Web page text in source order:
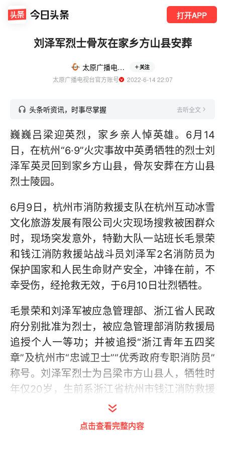
打开APP
刘泽军烈士骨灰在家乡方山县安葬
太原广播电视台 关注
太原广播电视台官方账号
  2022-6-14 22:07
头条听资讯，时事尽掌握 去听全文
巍巍吕梁迎英烈，家乡亲人悼英雄。6月14
日，在杭州“6·9”火灾事故中英勇牺牲的烈士刘
泽军英灵回到家乡方山县，骨灰安葬在方山县
烈士陵园。
6月9日，杭州市消防救援支队在杭州互动冰雪
文化旅游发展有限公司火灾现场搜救被困群众
时，现场突发意外，特勤大队一站班长毛景荣
和钱江消防救援站战斗员刘泽军2名消防员为
保护国家和人民生命财产安全，冲锋在前，不
幸受伤，经抢救无效，于6月10日壮烈牺牲。
毛景荣和刘泽军被应急管理部、浙江省人民政
府分别批准为烈士，被应急管理部消防救援局
追授个人一等功；并被追授“浙江青年五四奖
章”及杭州市“忠诚卫士”“优秀政府专职消防员”
称号。刘泽军烈士为吕梁市方山县人，牺牲时
年仅20岁，生前系浙江省杭州市钱江消防救援
站政府专职消防员，入职3年以来，兢兢业
业，踏实肯干，甘于奉献，奋勇当先，先后参
点击查看完整内容